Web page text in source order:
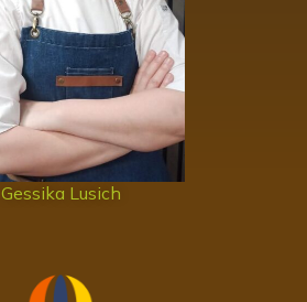
Gessika Lusich